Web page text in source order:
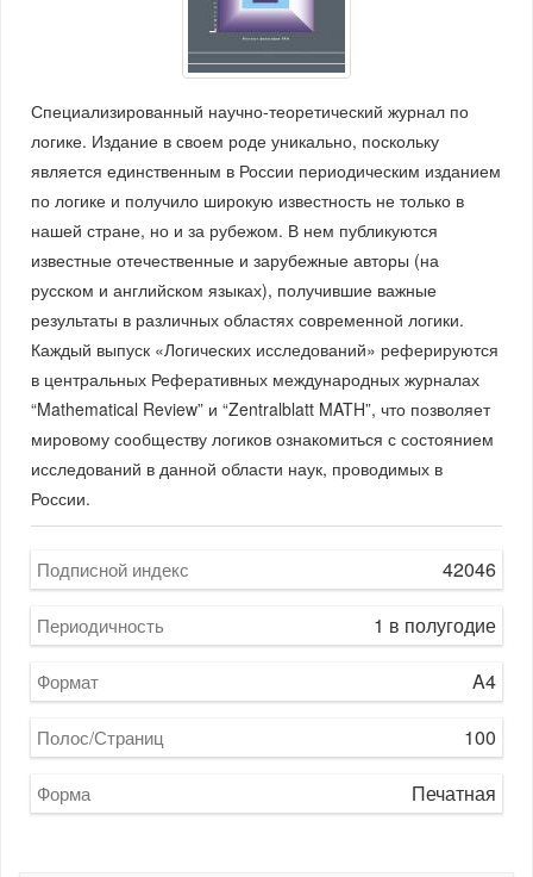
Специализированный научно-теоретический журнал по
логике. Издание в своем роде уникально, поскольку
является единственным в России периодическим изданием
по логике и получило широкую известность не только в
нашей стране, но и за рубежом. В нем публикуются
известные отечественные и зарубежные авторы (на
русском и английском языках), получившие важные
результаты в различных областях современной логики.
Каждый выпуск «Логических исследований» реферируются
в центральных Реферативных международных журналах
“Mathematical Review” и “Zentralblatt MATH”, что позволяет
мировому сообществу логиков ознакомиться с состоянием
исследований в данной области наук, проводимых в
России.
Подписной индекс 42046
Периодичность 1 в полугодие
Формат A4
Полос/Страниц 100
Форма Печатная